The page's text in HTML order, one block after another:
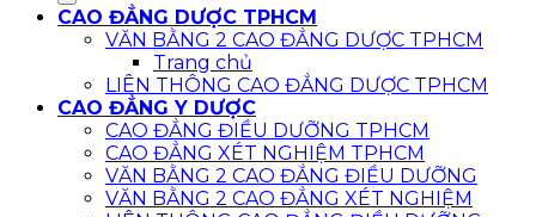
CAO ĐẲNG DƯỢC TPHCM
VĂN BẰNG 2 CAO ĐẲNG DƯỢC TPHCM
Trang chủ
LIÊN THÔNG CAO ĐẲNG DƯỢC TPHCM
CAO ĐẲNG Y DƯỢC
CAO ĐẲNG ĐIỀU DƯỠNG TPHCM
CAO ĐẲNG XÉT NGHIỆM TPHCM
VĂN BẰNG 2 CAO ĐẲNG ĐIỀU DƯỠNG
VĂN BẰNG 2 CAO ĐẲNG XÉT NGHIỆM